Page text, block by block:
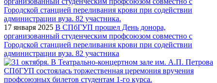
17 января 2025 В СПбГУП прошел День донора,
организованный студенческим профсоюзом совместно с
Городской станцией переливания крови при содействии
администрации вуза. 82 участника